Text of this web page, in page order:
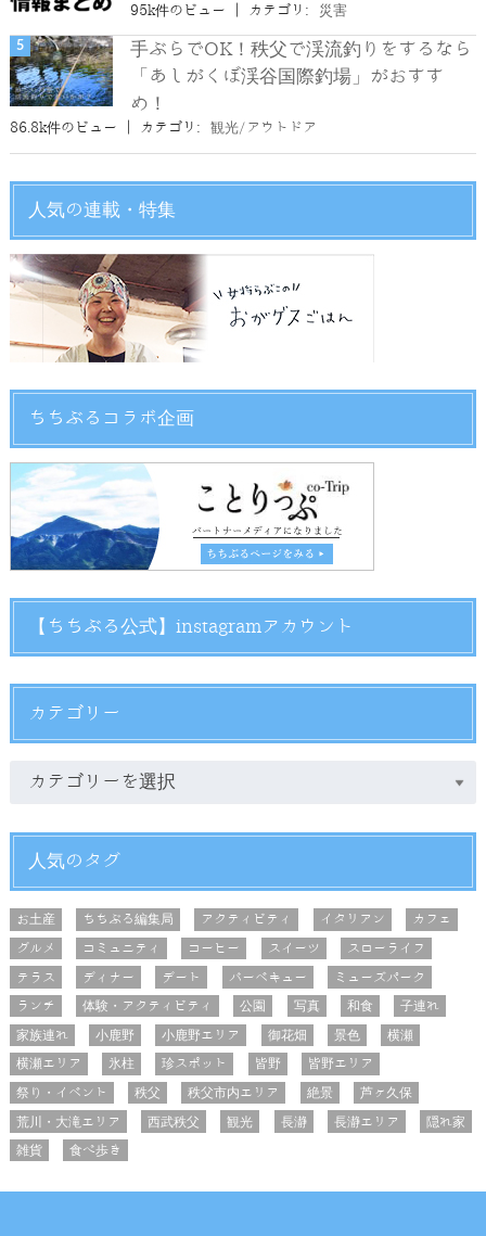
95k件のビュー カテゴリ: 災害
手ぶらでOK！秩父で渓流釣りをするなら
「あしがくぼ渓谷国際釣場」がおすす
め！
86.8k件のビュー カテゴリ: 観光/アウトドア
人気の連載・特集
ちちぶるコラボ企画
【ちちぶる公式】instagramアカウント
カテゴリー
人気のタグ
お土産 ちちぶる編集局 アクティビティ イタリアン
カフェ
グルメ
コミュニティ コーヒー スイーツ
スローライフ
テラス
ディナー デート バーベキュー
ミューズパーク
ランチ
体験・アクティビティ 公園 写真 和食
子連れ
家族連れ
小鹿野 小鹿野エリア 御花畑 景色
横瀬
横瀬エリア
氷柱 珍スポット 皆野
皆野エリア
祭り・イベント
秩父 秩父市内エリア 絶景
芦ヶ久保
荒川・大滝エリア
西武秩父 観光 長瀞 長瀞エリア
隠れ家
雑貨
食べ歩き